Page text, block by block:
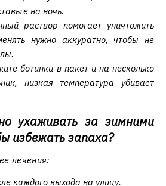
на ночь.
раствор помогает уничтожить
нужно аккуратно, чтобы не
ботинки в пакет и на несколько
низкая температура убивает
ухаживать за зимними
избежать запаха?
лечения:
каждого выхода на улицу.